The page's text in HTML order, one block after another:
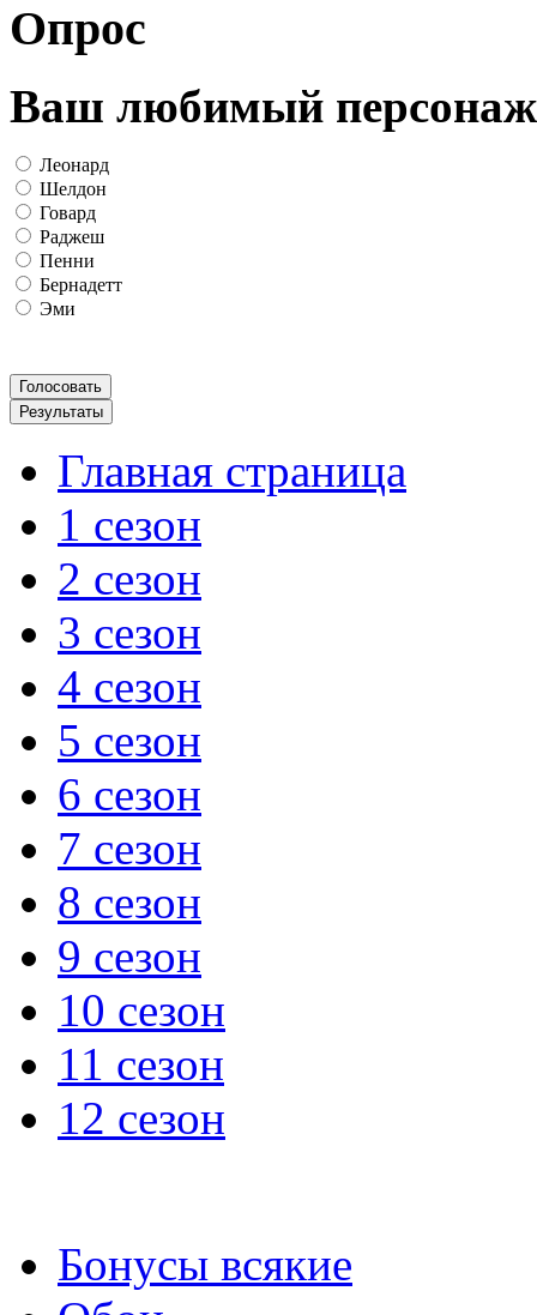
Опрос
Ваш любимый
Леонард
Шелдон
Говард
Раджеш
Пенни
Бернадетт
Эми
Главная страница
1 сезон
2 сезон
3 сезон
4 сезон
5 сезон
6 сезон
7 сезон
8 сезон
9 сезон
10 сезон
11 сезон
12 сезон
Бонусы всякие